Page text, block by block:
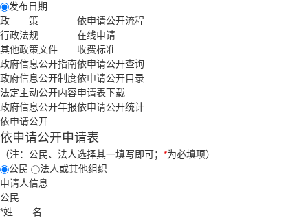
发布日期
政 策
行政法规
其他政策文件
政府信息公开指南
政府信息公开制度
法定主动公开内容
政府信息公开年报
依申请公开
依申请公开流程
在线申请
收费标准
依申请公开查询
依申请公开目录
申请表下载
依申请公开统计
依申请公开申请表
（注：公民、法人选择其一填写即可； *为必填项）
公民
法人或其他组织
申请人信息
公民
*姓 名